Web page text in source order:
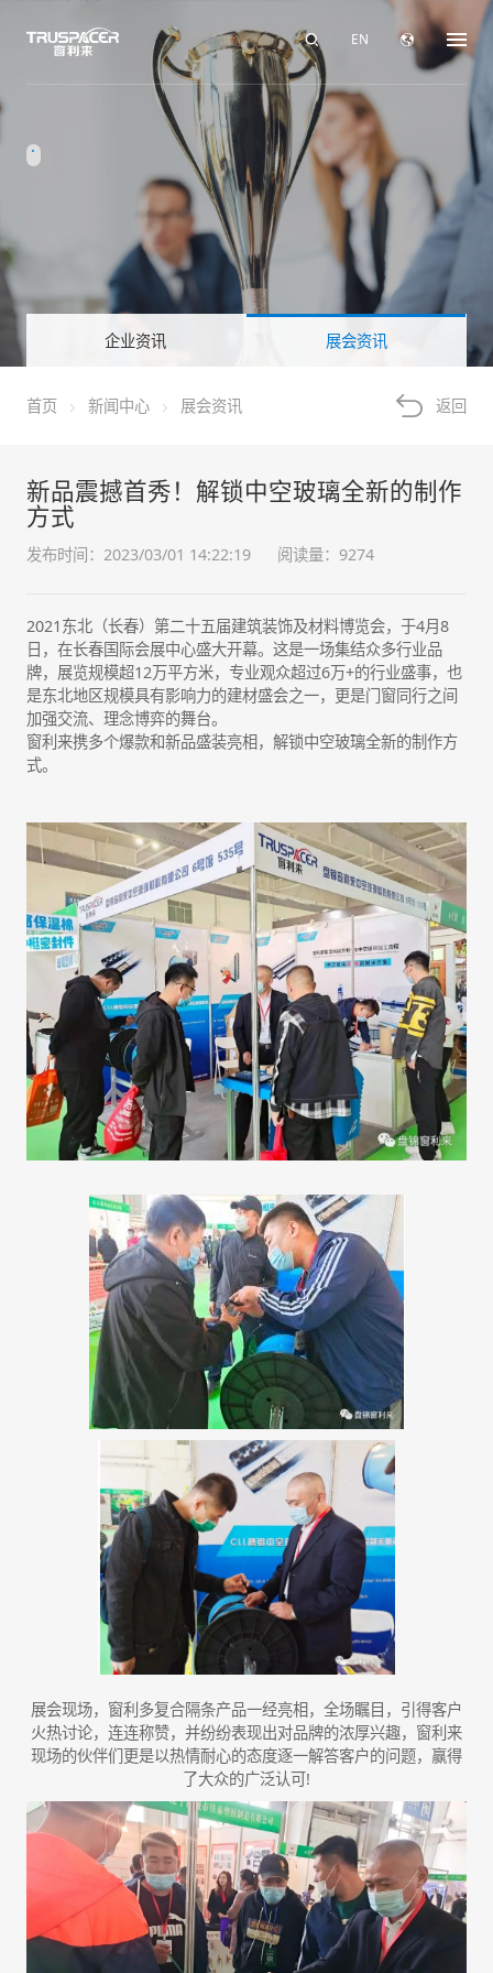
EN
企业资讯 展会资讯
首页 新闻中心 展会资讯 返回
新品震撼首秀！解锁中空玻璃全新的制作
方式
发布时间：2023/03/01 14:22:19 阅读量：9274
2021东北（长春）第二十五届建筑装饰及材料博览会，于4月8
日，在长春国际会展中心盛大开幕。这是一场集结众多行业品
牌，展览规模超12万平方米，专业观众超过6万+的行业盛事，也
是东北地区规模具有影响力的建材盛会之一，更是门窗同行之间
加强交流、理念博弈的舞台。
窗利来携多个爆款和新品盛装亮相，解锁中空玻璃全新的制作方
式。
展会现场，窗利多复合隔条产品一经亮相，全场瞩目，引得客户
火热讨论，连连称赞，并纷纷表现出对品牌的浓厚兴趣，窗利来
现场的伙伴们更是以热情耐心的态度逐一解答客户的问题，赢得
了大众的广泛认可!